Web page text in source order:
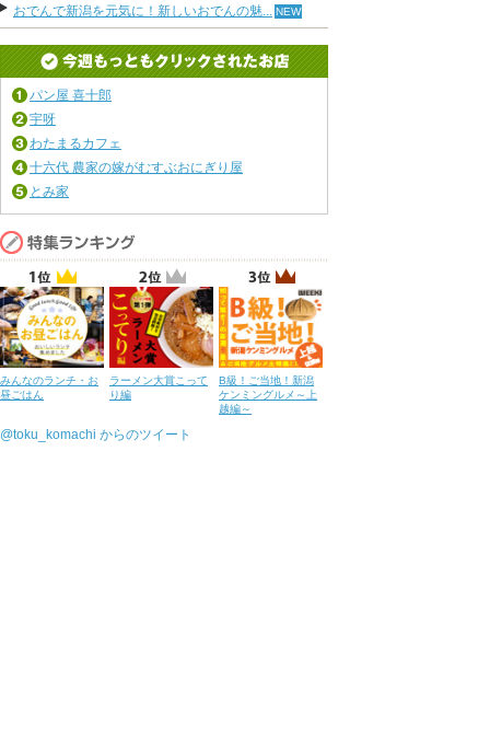
おでんで新潟を元気に！新しいおでんの魅...
パン屋 喜十郎
宇呀
わたまるカフェ
十六代 農家の嫁がむすぶおにぎり屋
とみ家
みんなのランチ・お
昼ごはん
ラーメン大賞こって
り編
B級！ご当地！新潟
ケンミングルメ～上
越編～
@toku_komachi からのツイート